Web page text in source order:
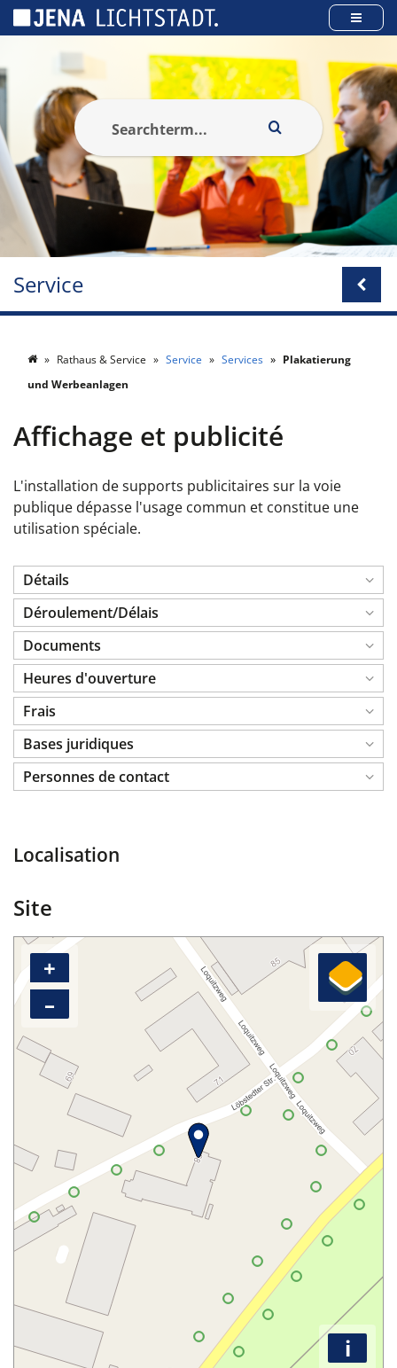
Service
Rathaus & Service Service Services
Plakatierung
und Werbeanlagen
Affichage et publicité
L'installation de supports publicitaires sur la voie
publique dépasse l'usage commun et constitue une
utilisation spéciale.
Détails
Déroulement/Délais
Documents
Heures d'ouverture
Frais
Bases juridiques
Personnes de contact
Localisation
Site
+
–
i
Panneau de gestion des cookies